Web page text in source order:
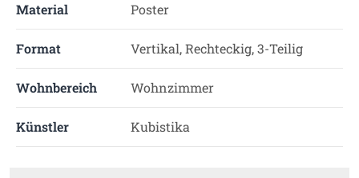
Material Poster
Format Vertikal, Rechteckig, 3-Teilig
Wohnbereich Wohnzimmer
Künstler Kubistika